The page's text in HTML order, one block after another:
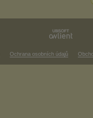
Ochrana osobních údajů